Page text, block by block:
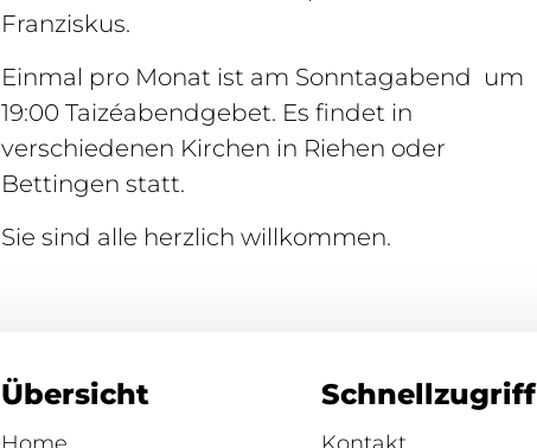
Franziskus.
Einmal pro Monat ist am Sonntagabend um
19:00 Taizéabendgebet. Es findet in
verschiedenen Kirchen in Riehen oder
Bettingen statt.
Sie sind alle herzlich willkommen.
Übersicht Schnellzugriff